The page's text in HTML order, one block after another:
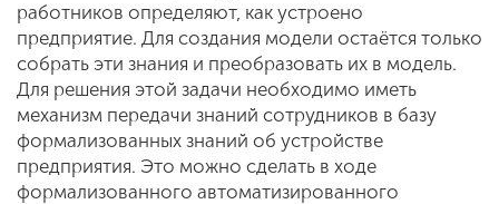
работников определяют, как устроено
предприятие. Для создания модели остаётся только
собрать эти знания и преобразовать их в модель.
Для решения этой задачи необходимо иметь
механизм передачи знаний сотрудников в базу
формализованных знаний об устройстве
предприятия. Это можно сделать в ходе
формализованного автоматизированного